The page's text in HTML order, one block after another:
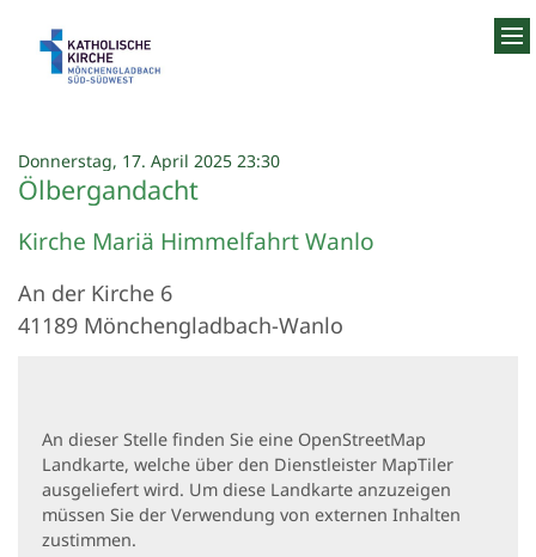
Donnerstag, 17. April 2025 23:30:
Ölbergandacht
Kirche Mariä Himmelfahrt Wanlo
An der Kirche 6
41189 Mönchengladbach-Wanlo
An dieser Stelle finden Sie eine OpenStreetMap
Landkarte, welche über den Dienstleister MapTiler
ausgeliefert wird. Um diese Landkarte anzuzeigen
müssen Sie der Verwendung von externen Inhalten
zustimmen.